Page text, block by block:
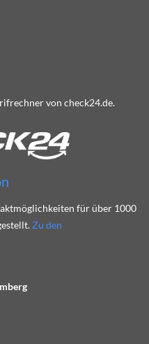
von check24.de.
für über 1000
Zu den